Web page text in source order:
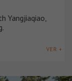
Yangjiaqiao,
VER +